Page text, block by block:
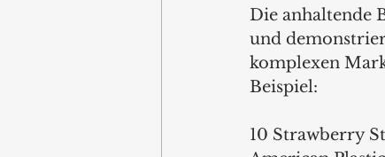
Die anhaltende
und
komplexen
Beispiel:
10 Strawberry